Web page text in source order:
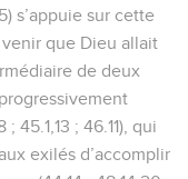
s’appuie sur cette
que Dieu allait
de deux
45.1,13 ; 46.11), qui
exilés d’accomplir